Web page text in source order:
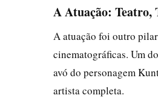
A Atuação: Teatro,
A atuação foi outro
cinematográficas. Um
avó do personagem
artista completa.